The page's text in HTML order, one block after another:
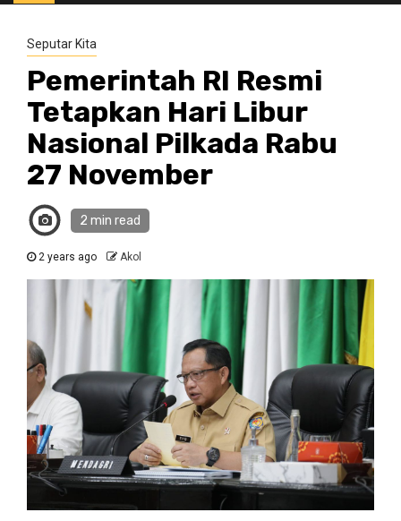
Menu
Seputar Kita
Pemerintah RI Resmi
Tetapkan Hari Libur
Nasional Pilkada Rabu
27 November
2 min read
2 years ago Akol